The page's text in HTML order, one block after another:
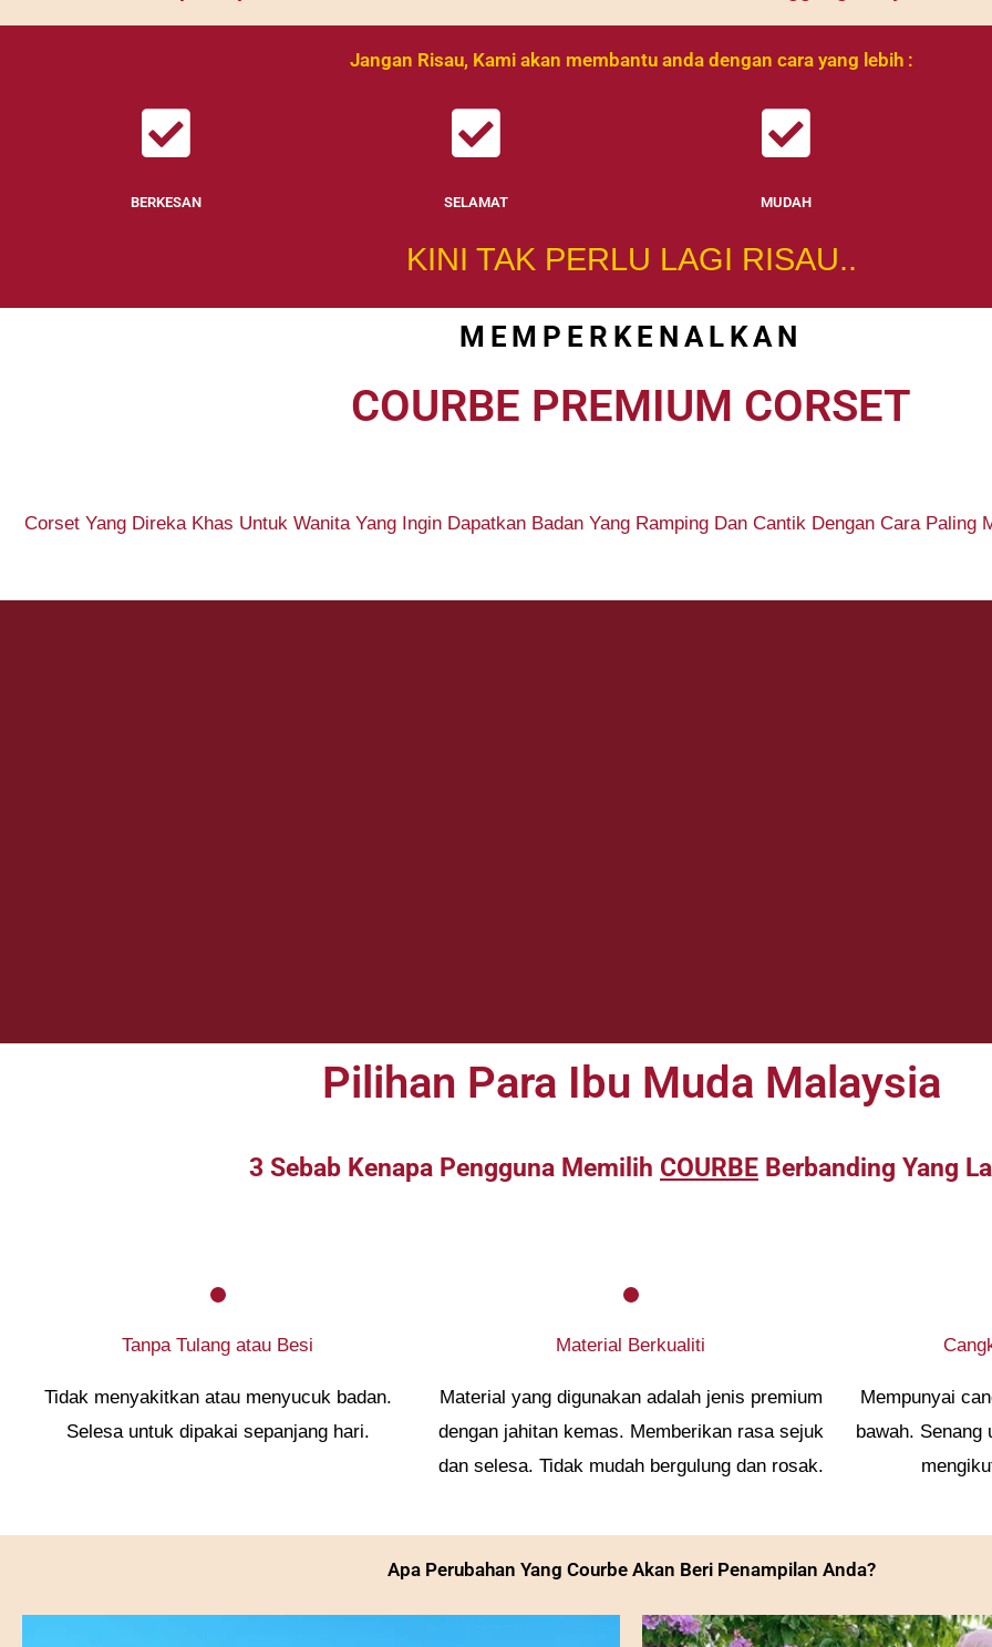
Jangan Risau, Kami akan membantu anda dengan cara yang lebih :
BERKESAN SELAMAT MUDAH
KINI TAK PERLU LAGI RISAU..
MEMPERKENALKAN
COURBE PREMIUM CORSET
Corset Yang Direka Khas Untuk Wanita Yang Ingin Dapatkan Badan Yang Ramping Dan Cantik Dengan Cara Paling
Pilihan Para Ibu Muda Malaysia
3 Sebab Kenapa Pengguna Memilih COURBE Berbanding Yang
Tanpa Tulang atau Besi
Tidak menyakitkan atau menyucuk badan.
Selesa untuk dipakai sepanjang hari.
Material Berkualiti
Material yang digunakan adalah jenis premium
dengan jahitan kemas. Memberikan rasa sejuk
dan selesa. Tidak mudah bergulung dan rosak.
Mempunyai
bawah. Senang
Apa Perubahan Yang Courbe Akan Beri Penampilan Anda?